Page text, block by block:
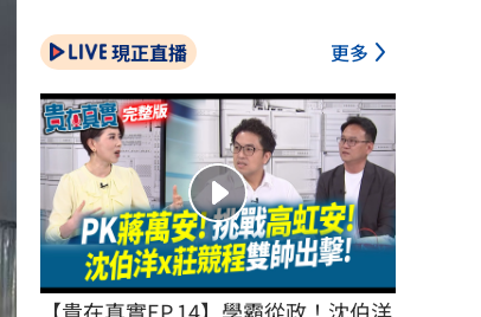
現正直播 更多
【貴在真實EP.14】學霸從政！沈伯洋